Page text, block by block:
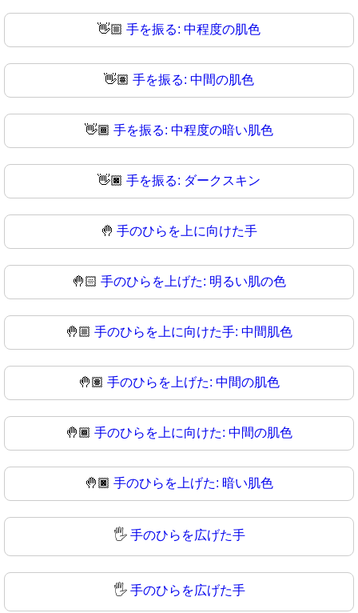
👋🏼 手を振る: 中程度の肌色
👋🏽 手を振る: 中間の肌色
👋🏾 手を振る: 中程度の暗い肌色
👋🏿 手を振る: ダークスキン
🤚 手のひらを上に向けた手
🤚🏻 手のひらを上げた: 明るい肌の色
🤚🏼 手のひらを上に向けた手: 中間肌色
🤚🏽 手のひらを上げた: 中間の肌色
🤚🏾 手のひらを上に向けた: 中間の肌色
🤚🏿 手のひらを上げた: 暗い肌色
🖐️ 手のひらを広げた手
🖐 手のひらを広げた手